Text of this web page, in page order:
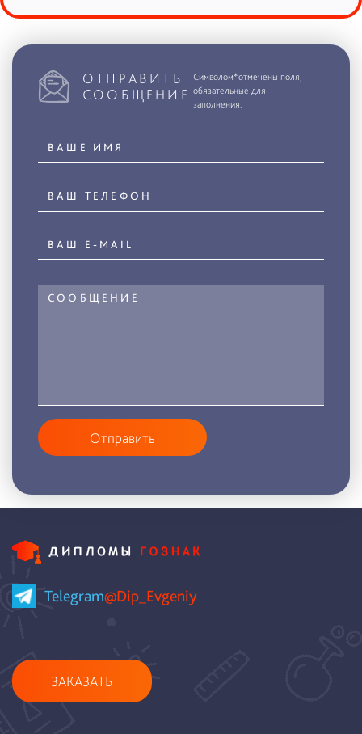
ОТПРАВИТЬ
СООБЩЕНИЕ
Символом*отмечены поля,
обязательные для
заполнения.
Отправить
Telegram@Dip_Evgeniy
ЗАКАЗАТЬ